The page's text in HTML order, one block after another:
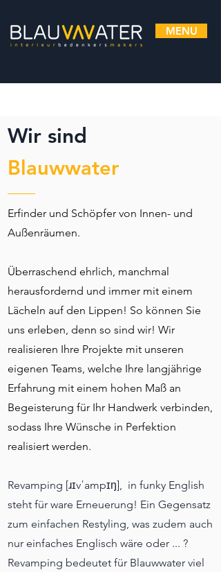
MENU
Wir sind
Blauwwater
Erfinder und Schöpfer von Innen- und
Außenräumen.
Überraschend ehrlich, manchmal
herausfordernd und immer mit einem
Lächeln auf den Lippen! So können Sie
uns erleben, denn so sind wir! Wir
realisieren Ihre Projekte mit unseren
eigenen Teams, welche Ihre langjährige
Erfahrung mit einem hohen Maß an
Begeisterung für Ihr Handwerk verbinden,
sodass Ihre Wünsche in Perfektion
realisiert werden.
Revamping [ɹɪvˈampɪŋ], in funky English
steht für ware Erneuerung! Ein Gegensatz
zum einfachen Restyling, was zudem auch
nur einfaches Englisch wäre oder ... ?
Revamping bedeutet für Blauwwater viel